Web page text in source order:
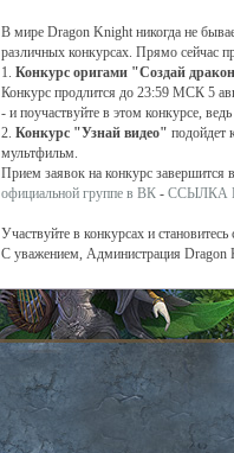
В мире Dragon Knight никогда не
различных конкурсах. Прямо сейчас
1. Конкурс оригами "Создай
Конкурс продлится до 23:59 МСК 5
- и поучаствуйте в этом конкурсе,
2. Конкурс "Узнай видео" подойдет
мультфильм.
Прием заявок на конкурс завершится
официальной группе в ВК - ССЫЛКА
Участвуйте в конкурсах и
С уважением, Администрация Dragon